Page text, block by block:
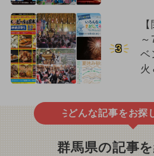
3
ベ
火
どんな記事をお探
群馬県の記事